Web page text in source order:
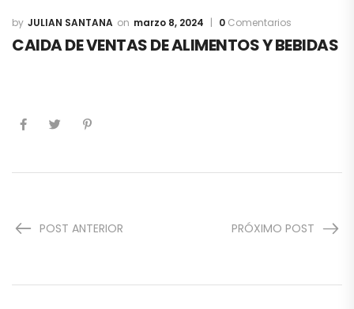
JULIAN SANTANA marzo 8, 2024 0 Comentarios
CAIDA DE VENTAS DE ALIMENTOS Y BEBIDAS
POST ANTERIOR PRÓXIMO POST